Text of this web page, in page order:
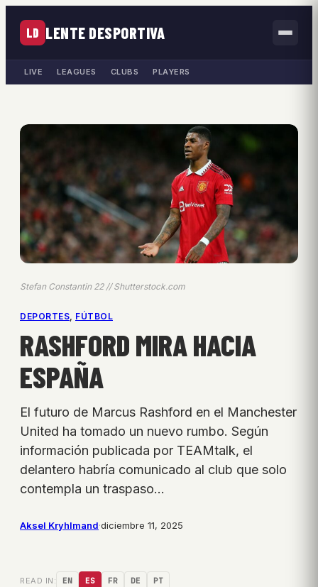
LD LENTE DESPORTIVA
LIVE LEAGUES CLUBS PLAYERS
Stefan Constantin 22 // Shutterstock.com
DEPORTES, FÚTBOL
RASHFORD MIRA HACIA
ESPAÑA
El futuro de Marcus Rashford en el Manchester
United ha tomado un nuevo rumbo. Según
información publicada por TEAMtalk, el
delantero habría comunicado al club que solo
contempla un traspaso…
Aksel Kryhlmand·diciembre 11, 2025
READ IN: EN ES FR DE PT